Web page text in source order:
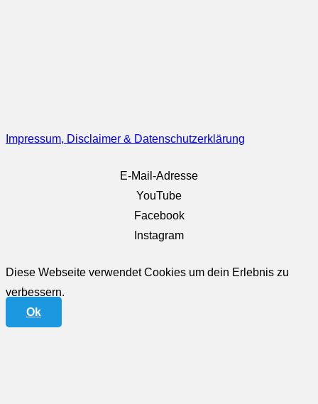
Impressum, Disclaimer & Datenschutzerklärung
E-Mail-Adresse
YouTube
Facebook
Instagram
Diese Webseite verwendet Cookies um dein Erlebnis zu
verbessern.
Ok